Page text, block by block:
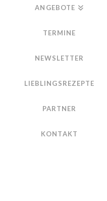
ANGEBOTE
TERMINE
NEWSLETTER
LIEBLINGSREZEPTE
PARTNER
KONTAKT